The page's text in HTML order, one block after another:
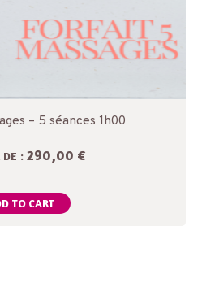
– 5 séances 1h00
DE : 290,00 €
TO CART